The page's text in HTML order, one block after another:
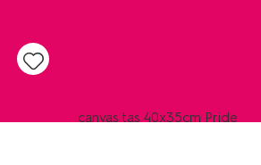
canvas tas 40x35cm Pride